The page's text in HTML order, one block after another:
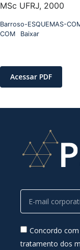
MSc UFRJ, 2000
Barroso-ESQUEMAS-
COM
Baixar
Acessar PDF
Concordo
tratamento dos